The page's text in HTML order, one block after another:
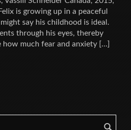
is growing up in a peaceful
say his childhood is ideal.
through his eyes, thereby
how much fear and anxiety […]